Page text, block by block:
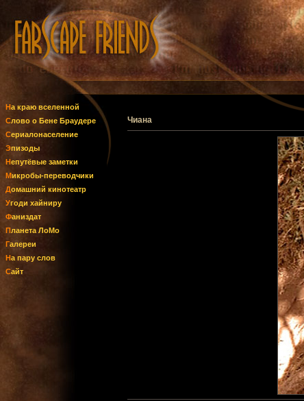
На краю вселенной
Слово о Бене Браудере
Сериалонаселение
Эпизоды
Непутёвые заметки
Микробы-переводчики
Домашний кинотеатр
Угоди хайниру
Фаниздат
Планета ЛоМо
Галереи
На пару слов
Сайт
Чиана